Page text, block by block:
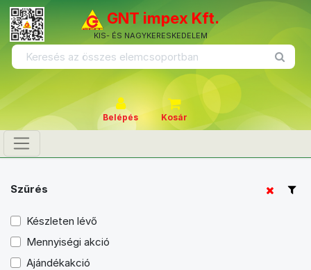
GNT impex Kft.
KIS- ÉS NAGYKERESKEDELEM
Belépés Kosár
Szűrés
Készleten lévő
Mennyiségi akció
Ajándékakció